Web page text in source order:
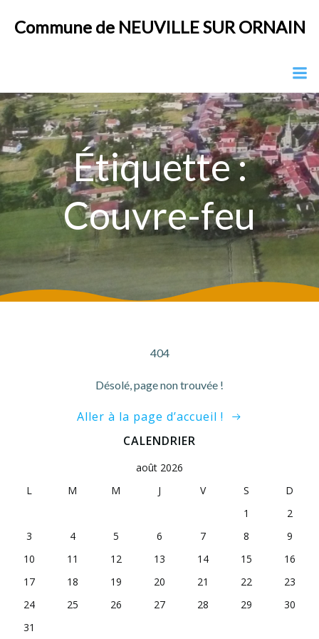
au
Commune de NEUVILLE SUR ORNAIN
Étiquette :
Couvre-feu
404
Désolé, page non trouvée !
Aller à la page d’accueil !
CALENDRIER
août 2026
L
M M J V S
D
1
2
3
4 5 6 7 8
9
10
11 12 13 14 15
16
17
18 19 20 21 22
23
24
25 26 27 28 29
30
31